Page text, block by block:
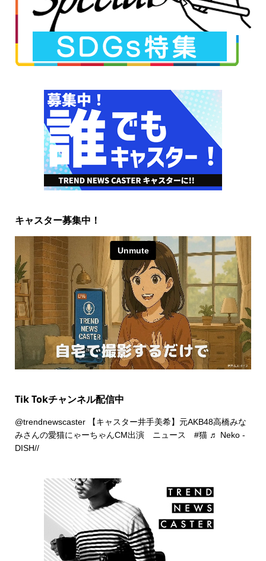
キャスター募集中！
Tik Tokチャンネル配信中
@trendnewscaster【キャスター井手美希】元AKB48高橋みな
みさんの愛猫にゃーちゃんCM出演 ニュース #猫 ♬ Neko -
DISH//